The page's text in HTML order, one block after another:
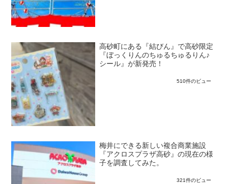
高砂町にある『結びん』で高砂限定
『ぼっくりんのちゅるちゅるりん♪
シール』が新発売！
510件のビュー
梅井にできる新しい複合商業施設
『アクロスプラザ高砂』の現在の様
子を調査してみた。
321件のビュー